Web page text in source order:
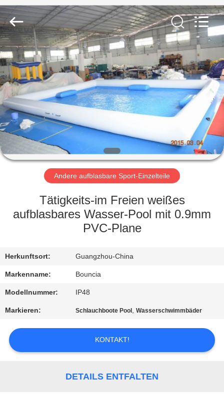
HAUS
PRODUKTE
VIDEOS
ÜBER
UNS
FABRIK-
AUSFLUG
TRETEN
SIE
MIT
IN
VERBINDUNG
Bouncia
Inflatables
Factory.
All
Rights
Reserved.
Andere aufblasbare Sport-Einzelteile
Tätigkeits-im Freien weißes
aufblasbares Wasser-Pool mit 0.9mm
PVC-Plane
Herkunftsort: Guangzhou-China
Markenname: Bouncia
Modellnummer: IP48
Markieren: Schlauchboote Pool ,Wasserschwimmbäder
KONTAKT!
DETAILS ENTFALTEN